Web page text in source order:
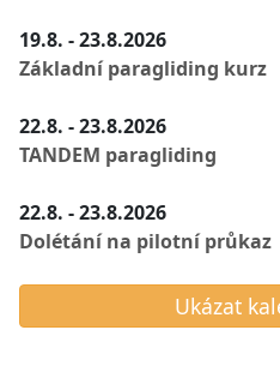
19.8. - 23.8.2026
Základní paragliding kurz
22.8. - 23.8.2026
TANDEM paragliding
22.8. - 23.8.2026
Dolétání na pilotní průkaz
Ukázat